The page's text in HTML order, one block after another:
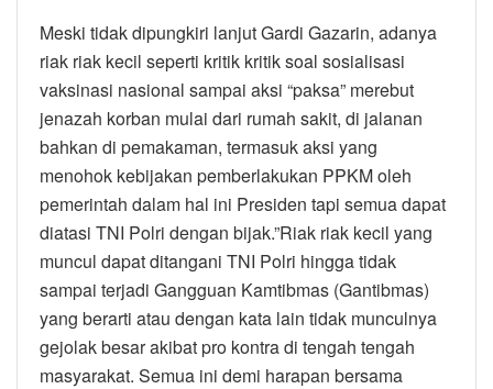
Meski tidak dipungkiri lanjut Gardi Gazarin, adanya
riak riak kecil seperti kritik kritik soal sosialisasi
vaksinasi nasional sampai aksi “paksa” merebut
jenazah korban mulai dari rumah sakit, di jalanan
bahkan di pemakaman, termasuk aksi yang
menohok kebijakan pemberlakukan PPKM oleh
pemerintah dalam hal ini Presiden tapi semua dapat
diatasi TNI Polri dengan bijak.”Riak riak kecil yang
muncul dapat ditangani TNI Polri hingga tidak
sampai terjadi Gangguan Kamtibmas (Gantibmas)
yang berarti atau dengan kata lain tidak munculnya
gejolak besar akibat pro kontra di tengah tengah
masyarakat. Semua ini demi harapan bersama